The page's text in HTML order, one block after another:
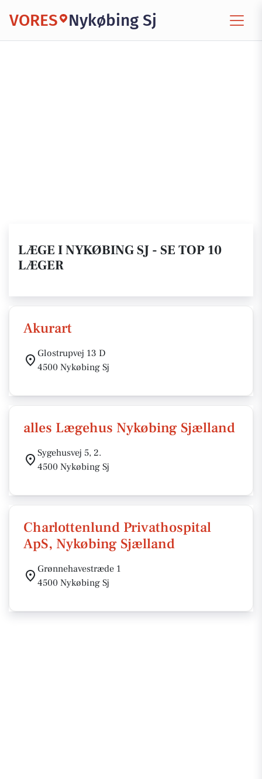
VORES Nykøbing Sj
LÆGE I NYKØBING SJ - SE TOP 10
LÆGER
Akurart
Glostrupvej 13 D
4500 Nykøbing Sj
alles Lægehus Nykøbing Sjælland
Sygehusvej 5, 2.
4500 Nykøbing Sj
Charlottenlund Privathospital
ApS, Nykøbing Sjælland
Grønnehavestræde 1
4500 Nykøbing Sj